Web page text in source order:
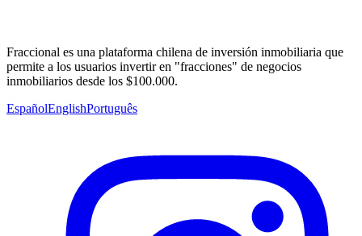
Fraccional es una plataforma chilena de inversión inmobiliaria que
permite a los usuarios invertir en "fracciones" de negocios
inmobiliarios desde los $100.000.
EspañolEnglishPortuguês